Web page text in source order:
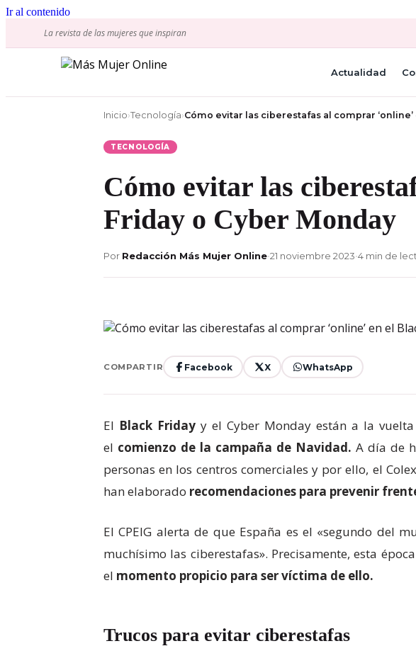
Ir al contenido
La revista de las mujeres que inspiran
Actualidad
Inicio›Tecnología›Cómo evitar las ciberestafas al comprar
TECNOLOGÍA
Cómo evitar las
Friday o Cyber Monday
Por Redacción Más Mujer Online•21 noviembre 2023•4 min de
COMPARTIR Facebook X WhatsApp
El Black Friday y el Cyber Monday están a la
el comienzo de la campaña de Navidad. A día de
personas en los centros comerciales y por ello, el
han elaborado recomendaciones para prevenir
El CPEIG alerta de que España es el «segundo del
muchísimo las ciberestafas». Precisamente, esta
el momento propicio para ser víctima de ello.
Trucos para evitar ciberestafas